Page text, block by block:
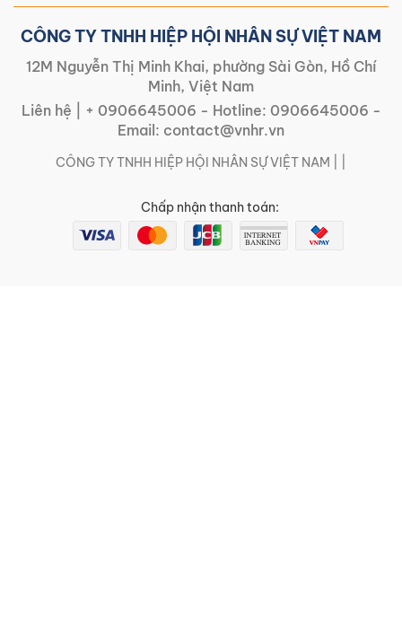
CÔNG TY TNHH HIỆP HỘI NHÂN SỰ VIỆT NAM
12M Nguyễn Thị Minh Khai, phường Sài Gòn, Hồ Chí
Minh, Việt Nam
Liên hệ |
+ 0906645006 - Hotline: 0906645006 -
Email: contact@vnhr.vn
CÔNG TY TNHH HIỆP HỘI NHÂN SỰ VIỆT NAM | |
Chấp nhận thanh toán: